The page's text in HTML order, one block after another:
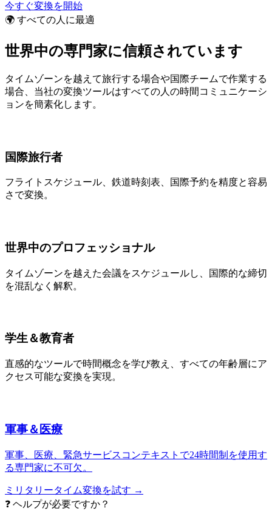
今すぐ変換を開始
🌍 すべての人に最適
世界中の専門家に信頼されています
タイムゾーンを越えて旅行する場合や国際チームで作業する
場合、当社の変換ツールはすべての人の時間コミュニケーシ
ョンを簡素化します。
国際旅行者
フライトスケジュール、鉄道時刻表、国際予約を精度と容易
さで変換。
世界中のプロフェッショナル
タイムゾーンを越えた会議をスケジュールし、国際的な締切
を混乱なく解釈。
学生＆教育者
直感的なツールで時間概念を学び教え、すべての年齢層にア
クセス可能な変換を実現。
軍事＆医療
軍事、医療、緊急サービスコンテキストで24時間制を使用す
る専門家に不可欠。
ミリタリータイム変換を試す →
❓ ヘルプが必要ですか？